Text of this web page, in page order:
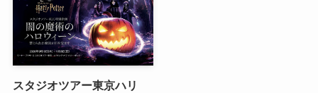
スタジオツアー東京ハリ